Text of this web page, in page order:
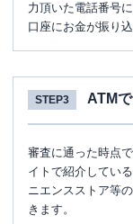
力頂いた電話番号
口座にお金が振り込
STEP3 ATM
審査に通った時点
イトで紹介してい
ニエンスストア等
きます。